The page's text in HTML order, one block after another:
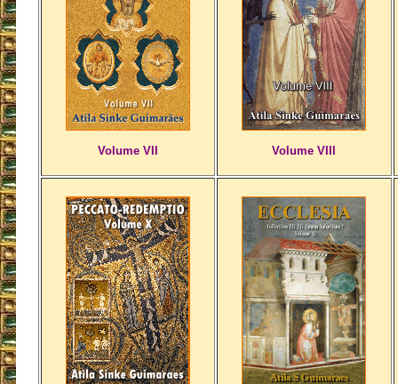
Volume VII Volume VIII